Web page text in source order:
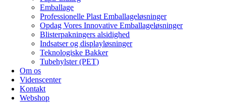
Emballage
Professionelle Plast Emballageløsninger
Opdag Vores Innovative Emballageløsninger
Blisterpakningers alsidighed
Indsatser og displayløsninger
Teknologiske Bakker
Tubehylster (PET)
Om os
Videnscenter
Kontakt
Webshop